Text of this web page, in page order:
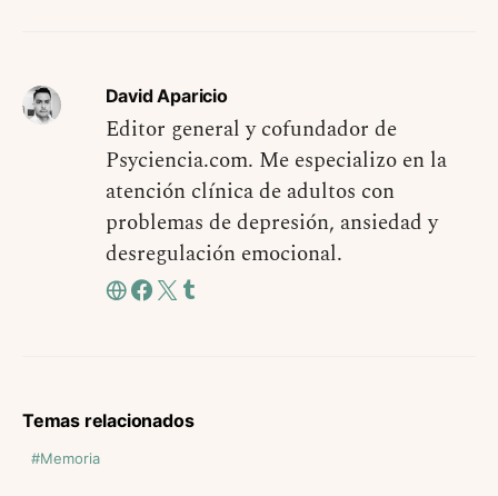
David Aparicio
Editor general y cofundador de
Psyciencia.com. Me especializo en la
atención clínica de adultos con
problemas de depresión, ansiedad y
desregulación emocional.
Temas relacionados
Memoria